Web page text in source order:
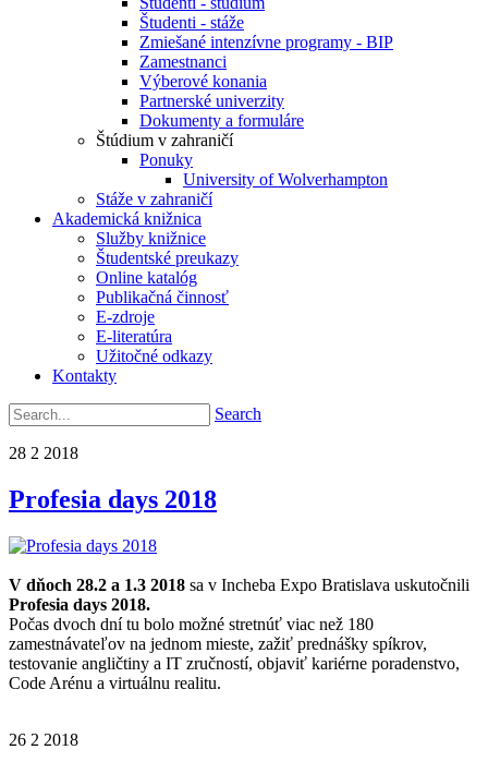
Študenti - stáže
Zmiešané intenzívne programy - BIP
Zamestnanci
Výberové konania
Partnerské univerzity
Dokumenty a formuláre
Štúdium v zahraničí
Ponuky
University of Wolverhampton
Stáže v zahraničí
Akademická knižnica
Služby knižnice
Študentské preukazy
Online katalóg
Publikačná činnosť
E-zdroje
E-literatúra
Užitočné odkazy
Kontakty
Search
28 2 2018
Profesia days 2018
V dňoch 28.2 a 1.3 2018 sa v Incheba Expo Bratislava uskutočnili
Profesia days 2018.
Počas dvoch dní tu bolo možné stretnúť viac než 180
zamestnávateľov na jednom mieste, zažiť prednášky spíkrov,
testovanie angličtiny a IT zručností, objaviť kariérne poradenstvo,
Code Arénu a virtuálnu realitu.
26 2 2018